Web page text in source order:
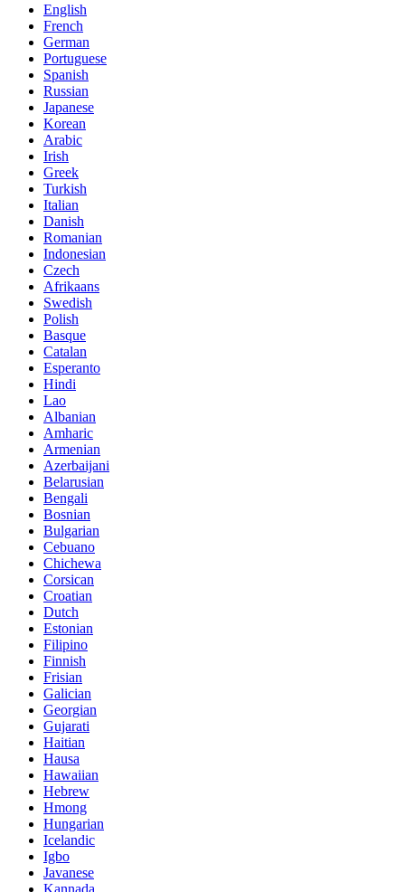
English
French
German
Portuguese
Spanish
Russian
Japanese
Korean
Arabic
Irish
Greek
Turkish
Italian
Danish
Romanian
Indonesian
Czech
Afrikaans
Swedish
Polish
Basque
Catalan
Esperanto
Hindi
Lao
Albanian
Amharic
Armenian
Azerbaijani
Belarusian
Bengali
Bosnian
Bulgarian
Cebuano
Chichewa
Corsican
Croatian
Dutch
Estonian
Filipino
Finnish
Frisian
Galician
Georgian
Gujarati
Haitian
Hausa
Hawaiian
Hebrew
Hmong
Hungarian
Icelandic
Igbo
Javanese
Kannada